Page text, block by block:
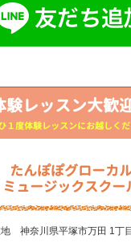
験レッスン大歓
１度体験レッスンにお越しく
たんぽぽグローカ
ミュージックスクー
神奈川県平塚市万田 1丁